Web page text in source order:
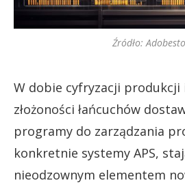
Źródło:
W dobie cyfryzacji produkcji
złożoności łańcuchów
programy do zarządzania
konkretnie systemy APS,
nieodzownym elementem